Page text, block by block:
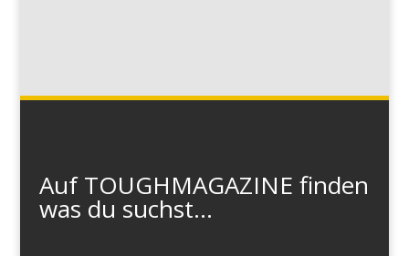
Auf TOUGHMAGAZINE finden
was du suchst...